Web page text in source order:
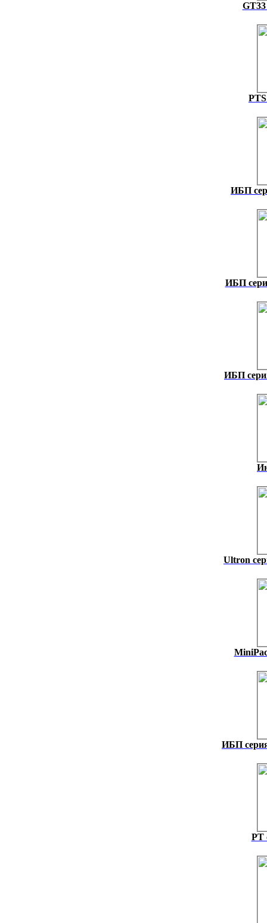
ИБП
ИБП
ИБП
Ultron
ИБП
PT